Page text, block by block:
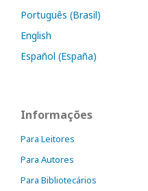
Português (Brasil)
English
Español (España)
Informações
Para Leitores
Para Autores
Para Bibliotecários